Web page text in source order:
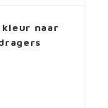
kleur naar